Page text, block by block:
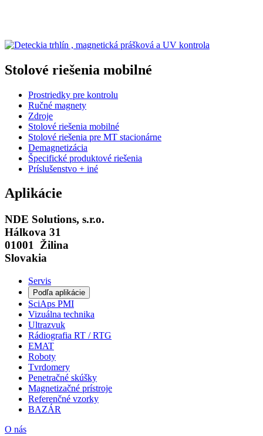
Stolové riešenia mobilné
Prostriedky pre kontrolu
Ručné magnety
Zdroje
Stolové riešenia mobilné
Stolové riešenia pre MT stacionárne
Demagnetizácia
Špecifické produktové riešenia
Príslušenstvo + iné
Aplikácie
NDE Solutions, s.r.o.
Hálkova 31
01001 Žilina
Slovakia
Servis
Podľa aplikácie
SciAps PMI
Vizuálna technika
Ultrazvuk
Rádiografia RT / RTG
EMAT
Roboty
Tvrdomery
Penetračné skúšky
Magnetizačné prístroje
Referenčné vzorky
BAZÁR
O nás